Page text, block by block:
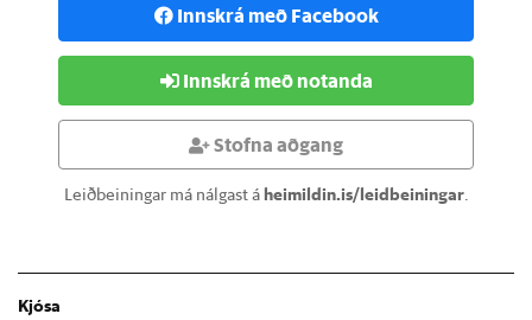
Innskrá með Facebook
Innskrá með notanda
Stofna aðgang
Leiðbeiningar má nálgast áheimildin.is/leidbeiningar.
Kjósa